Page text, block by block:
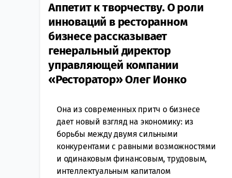
Аппетит к творчеству. О роли
инноваций в ресторанном
бизнесе рассказывает
генеральный директор
управляющей компании
«Ресторатор» Олег Ионко
Она из современных притч о бизнесе
дает новый взгляд на экономику: из
борьбы между двумя сильными
конкурентами с равными возможностями
и одинаковым финансовым, трудовым,
интеллектуальным капиталом